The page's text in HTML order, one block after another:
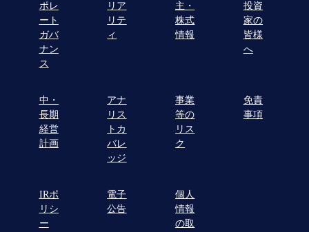
ポレ
ート
ガバ
ナン
ス
リア
リテ
ィ
主・
株式
情報
投資
家の
皆様
へ
中・
長期
経営
計画
アナ
リス
トカ
バレ
ッジ
事業
等の
リス
ク
免責
事項
IRポ
リシ
ー
電子
公告
個人
情報
の取